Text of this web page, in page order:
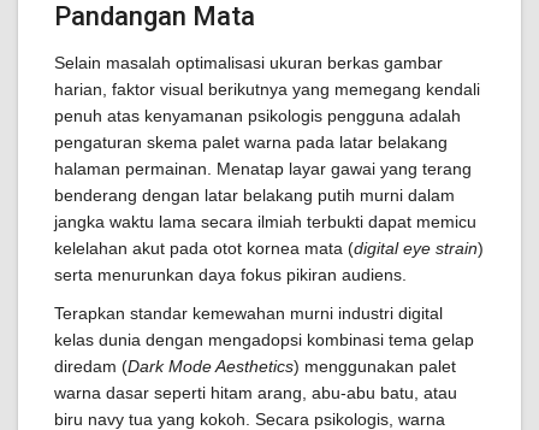
Pandangan Mata
Selain masalah optimalisasi ukuran berkas gambar
harian, faktor visual berikutnya yang memegang kendali
penuh atas kenyamanan psikologis pengguna adalah
pengaturan skema palet warna pada latar belakang
halaman permainan. Menatap layar gawai yang terang
benderang dengan latar belakang putih murni dalam
jangka waktu lama secara ilmiah terbukti dapat memicu
kelelahan akut pada otot kornea mata (digital eye strain)
serta menurunkan daya fokus pikiran audiens.
Terapkan standar kemewahan murni industri digital
kelas dunia dengan mengadopsi kombinasi tema gelap
diredam (Dark Mode Aesthetics) menggunakan palet
warna dasar seperti hitam arang, abu-abu batu, atau
biru navy tua yang kokoh. Secara psikologis, warna